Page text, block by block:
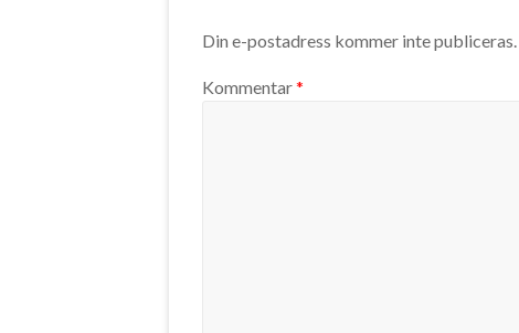
Din e-postadress kommer inte publiceras.
Kommentar*